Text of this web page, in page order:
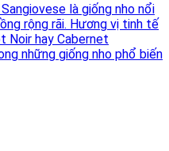
là giống nho nổi
rộng rãi. Hương vị tinh tế
Noir hay Cabernet
những giống nho phổ biến